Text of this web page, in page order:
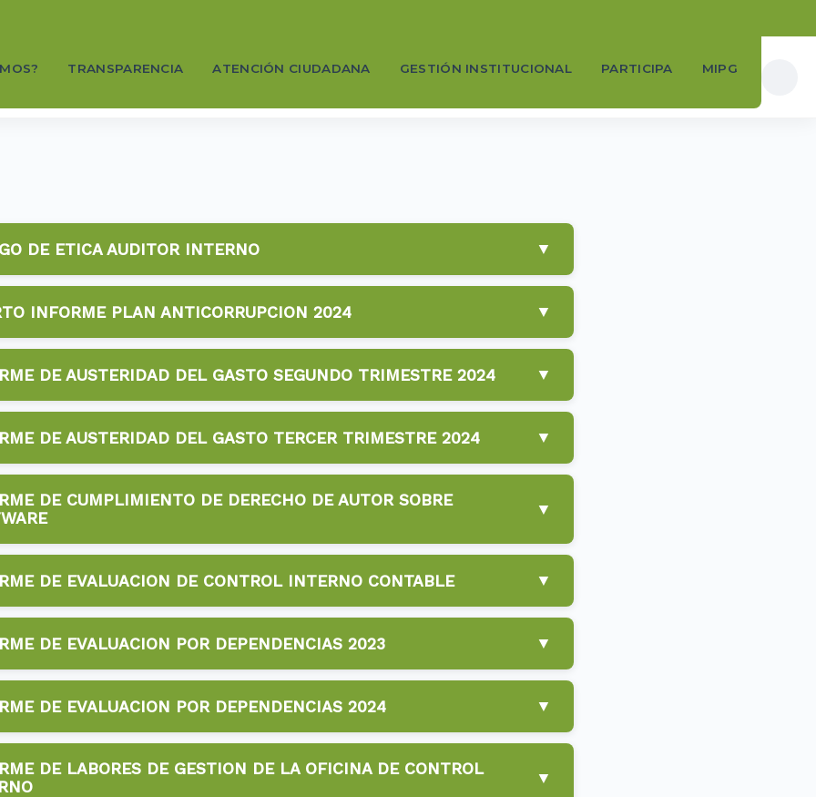
TRANSPARENCIA ATENCIÓN CIUDADANA GESTIÓN INSTITUCIONAL PARTICIPA MIPG
DE ETICA AUDITOR INTERNO ▼
📥 Descargar
INFORME PLAN ANTICORRUPCION 2024 ▼
📥 Descargar
DE AUSTERIDAD DEL GASTO SEGUNDO TRIMESTRE 2024 ▼
📥 Descargar
DE AUSTERIDAD DEL GASTO TERCER TRIMESTRE 2024 ▼
📥 Descargar
DE CUMPLIMIENTO DE DERECHO DE AUTOR SOBRE
▼
📥 Descargar
DE EVALUACION DE CONTROL INTERNO CONTABLE ▼
📥 Descargar
DE EVALUACION POR DEPENDENCIAS 2023 ▼
📥 Descargar
DE EVALUACION POR DEPENDENCIAS 2024 ▼
📥 Descargar
DE LABORES DE GESTION DE LA OFICINA DE CONTROL
▼